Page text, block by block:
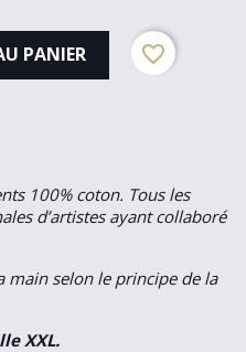
PANIER favorite_border
100% coton. Tous les
d’artistes ayant collaboré
main selon le principe de la
XXL.